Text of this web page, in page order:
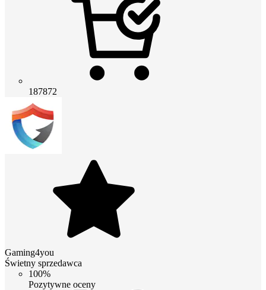
187872
Gaming4you
Świetny sprzedawca
100%
Pozytywne oceny